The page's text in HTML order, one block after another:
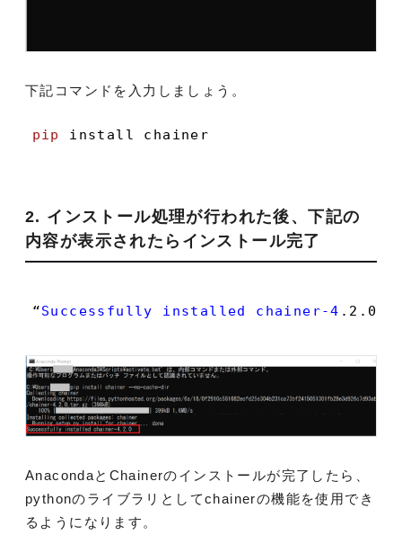
下記コマンドを入力しましょう。
pip install chainer
2. インストール処理が行われた後、下記の
内容が表示されたらインストール完了
“Successfully installed chainer-4 .2 .0
AnacondaとChainerのインストールが完了したら、
pythonのライブラリとしてchainerの機能を使用でき
るようになります。